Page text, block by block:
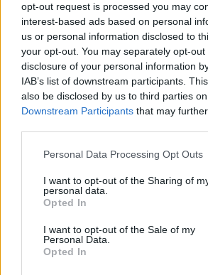
opt-out request is processed you may
interest-based ads based on personal
us or personal information disclosed to
your opt-out. You may separately opt-
disclosure of your personal information
IAB’s list of downstream participants.
also be disclosed by us to third parties
Downstream Participants that may
Please note that this website/app uses
not limited to your visit or usage
grant or deny consent to Google and its
use your data for below specified
consent section.
Personal Data Processing Opt Outs
I want to opt-out of the Sharing of
personal data.
Opted In
I want to opt-out of the Sale of my
Personal Data.
Opted In
A zenekar történetében először
szilveszterkor Budapesten, így a
megjelent Urai vagyunk a
turnéjának méltó lezárása lesz.
abban, hogy nem akármilyen
csapat, amelyben a
a legfrissebb kedvencek sem
Köszöntsd te is az újévet a Barba
Clubban Lukács Laciékkal!